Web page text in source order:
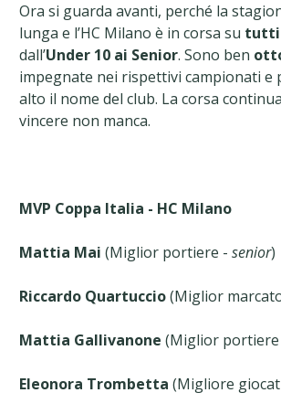
Ora si guarda avanti, perché la
lunga e l’HC Milano è in corsa su tutti
dall’Under 10 ai Senior. Sono ben
impegnate nei rispettivi campionati e
alto il nome del club. La corsa
vincere non manca.
MVP Coppa Italia - HC Milano
Mattia Mai (Miglior portiere - senior)
Riccardo Quartuccio(Miglior
Mattia Gallivanone (Miglior portiere
Eleonora Trombetta (Migliore